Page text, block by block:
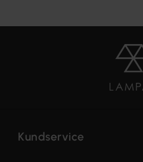
Kundservice